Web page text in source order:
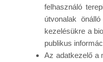
felhasználó
útvonalak
kezelésükre a
publikus
Az adatkezelő a